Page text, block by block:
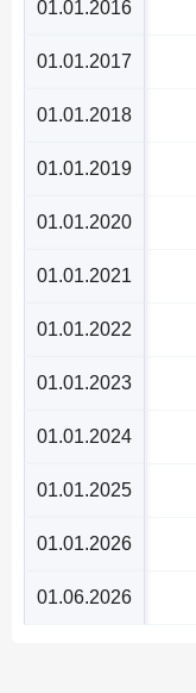
01.01.2016
01.01.2017
01.01.2018
01.01.2019
01.01.2020
01.01.2021
01.01.2022
01.01.2023
01.01.2024
01.01.2025
01.01.2026
01.06.2026